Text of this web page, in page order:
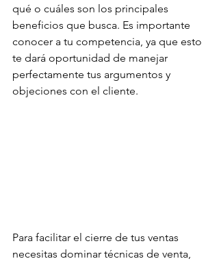
qué o cuáles son los principales
beneficios que busca. Es importante
conocer a tu competencia, ya que esto
te dará oportunidad de manejar
perfectamente tus argumentos y
objeciones con el cliente.
Para facilitar el cierre de tus ventas
necesitas dominar técnicas de venta,